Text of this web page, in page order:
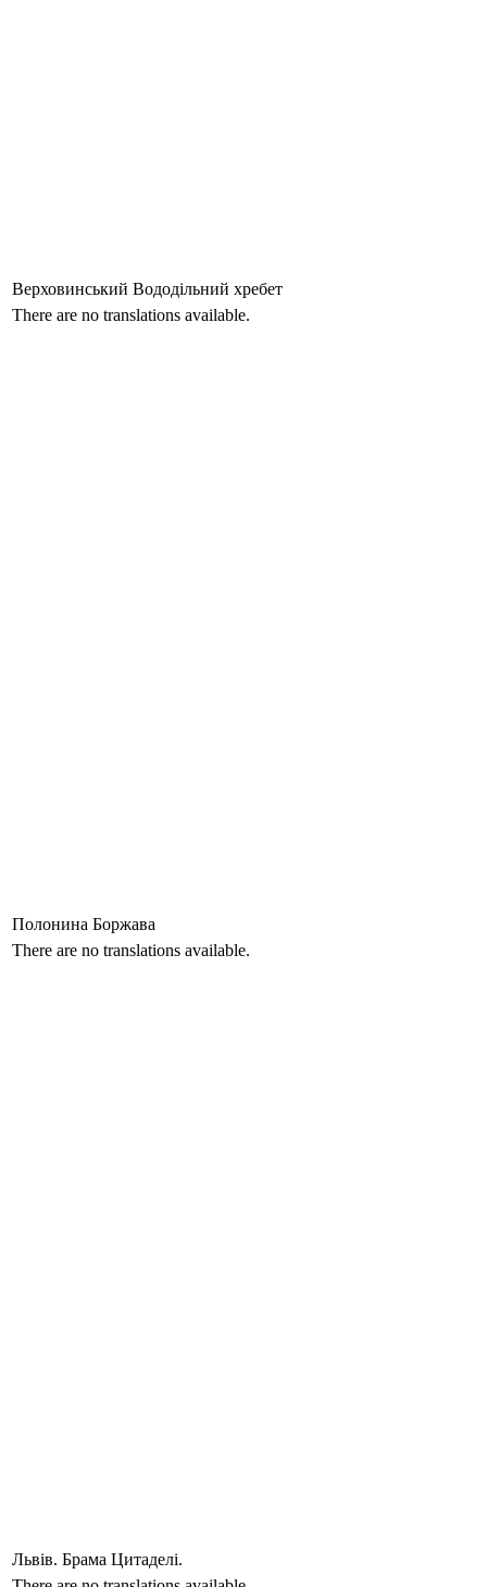
Верховинський Вододільний хребет
There are no translations available.
Полонина Боржава
There are no translations available.
Львів. Брама Цитаделі.